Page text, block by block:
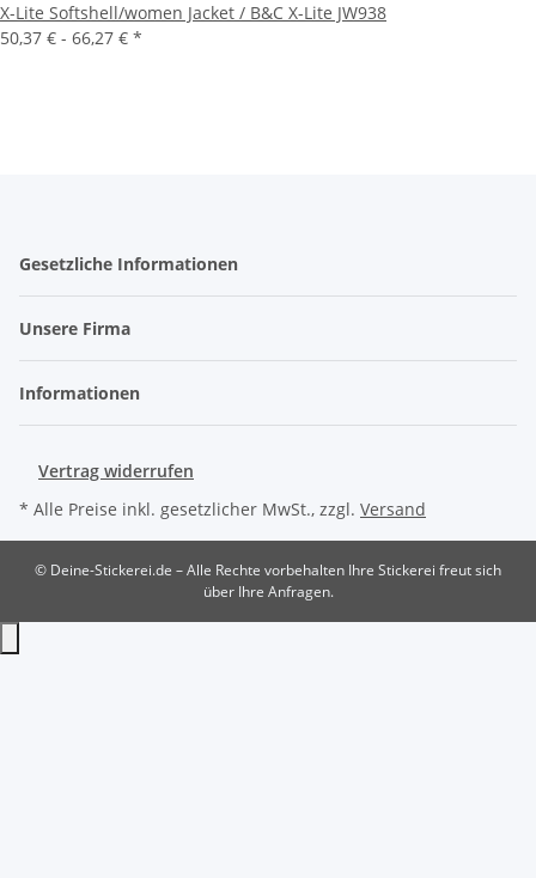
X-Lite Softshell/women Jacket / B&C X-Lite JW938
50,37 € - 66,27 € *
Gesetzliche Informationen
Unsere Firma
Informationen
Vertrag widerrufen
* Alle Preise inkl. gesetzlicher MwSt., zzgl. Versand
© Deine-Stickerei.de – Alle Rechte vorbehalten Ihre Stickerei freut sich
über Ihre Anfragen.